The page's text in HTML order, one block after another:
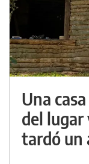
Una
del lugar
tardó un